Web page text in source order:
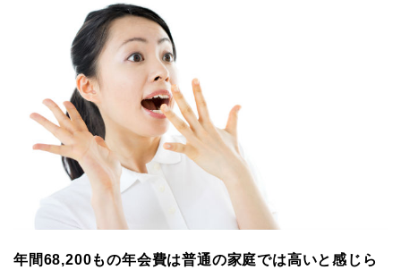
年間68,200もの年会費は普通の家庭では高いと感じら